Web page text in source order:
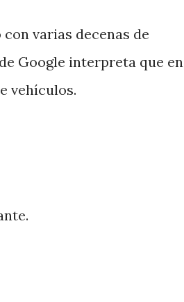
varias decenas de
Google interpreta que en
vehículos.